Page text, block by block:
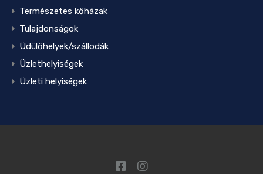
Természetes kőházak
Tulajdonságok
Üdülőhelyek/szállodák
Üzlethelyiségek
Üzleti helyiségek